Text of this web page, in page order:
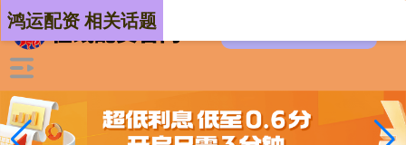
鸿运配资 相关话题